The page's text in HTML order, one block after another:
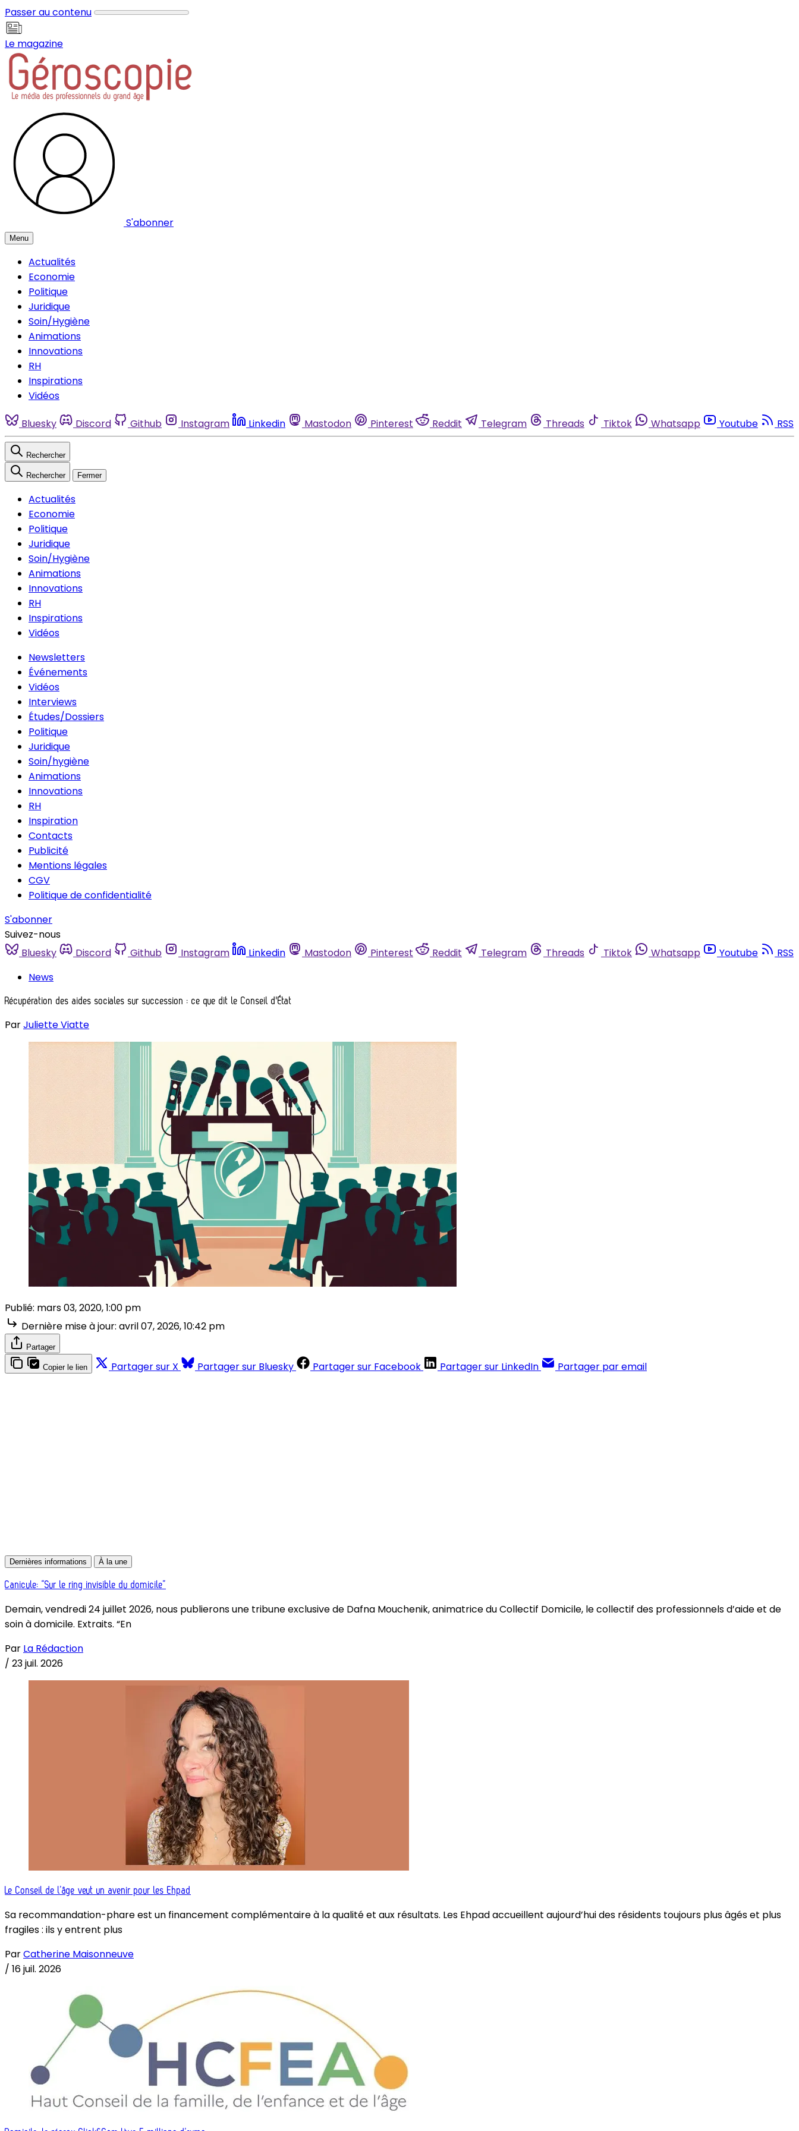
Passer au contenu
Le magazine
S'abonner
Menu
Actualités
Economie
Politique
Juridique
Soin/Hygiène
Animations
Innovations
RH
Inspirations
Vidéos
Bluesky Discord Github Instagram Linkedin Mastodon Pinterest Reddit Telegram Threads Tiktok Whatsapp Youtube RSS
Rechercher
Rechercher Fermer
Actualités
Economie
Politique
Juridique
Soin/Hygiène
Animations
Innovations
RH
Inspirations
Vidéos
Newsletters
Événements
Vidéos
Interviews
Études/Dossiers
Politique
Juridique
Soin/hygiène
Animations
Innovations
RH
Inspiration
Contacts
Publicité
Mentions légales
CGV
Politique de confidentialité
S'abonner
Suivez-nous
Bluesky
Discord Github Instagram Linkedin Mastodon Pinterest Reddit Telegram Threads Tiktok Whatsapp Youtube
RSS
News
Récupération des aides sociales sur succession : ce que dit le Conseil d'État
ParJuliette Viatte
Publié: mars 03, 2020, 1:00 pm
Dernière mise à jour: avril 07, 2026, 10:42 pm
Partager
Copier le lien Partager sur X Partager sur Bluesky Partager sur Facebook Partager sur LinkedIn Partager par email
Dernières informations À la une
Canicule: “Sur le ring invisible du domicile”
Demain, vendredi 24 juillet 2026, nous publierons une tribune exclusive de Dafna Mouchenik, animatrice du Collectif Domicile, le collectif des professionnels d’aide et de
soin à domicile. Extraits. “En
Par La Rédaction
/ 23 juil. 2026
Le Conseil de l’âge veut un avenir pour les Ehpad
Sa recommandation-phare est un financement complémentaire à la qualité et aux résultats. Les Ehpad accueillent aujourd’hui des résidents toujours plus âgés et plus
fragiles : ils y entrent plus
ParCatherine Maisonneuve
/ 16 juil. 2026
Panneau de gestion des cookies